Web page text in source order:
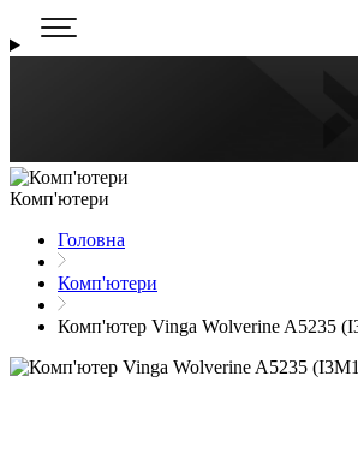
Комп'ютери
Головна
Комп'ютери
Комп'ютер Vinga Wolverine A5235